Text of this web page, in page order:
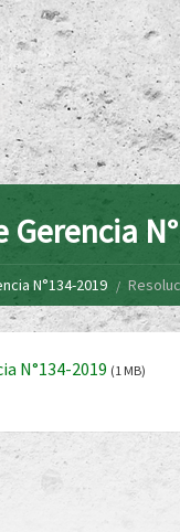
Gerencia
N°134-2019
N°134-2019 (1 MB)